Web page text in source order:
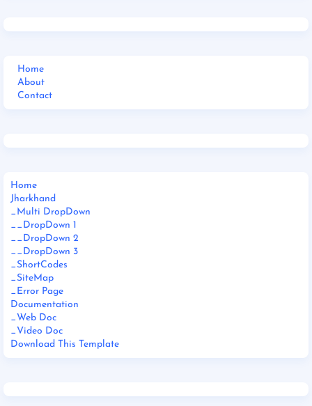
Home
About
Contact
Home
Jharkhand
_Multi DropDown
__DropDown 1
__DropDown 2
__DropDown 3
_ShortCodes
_SiteMap
_Error Page
Documentation
_Web Doc
_Video Doc
Download This Template